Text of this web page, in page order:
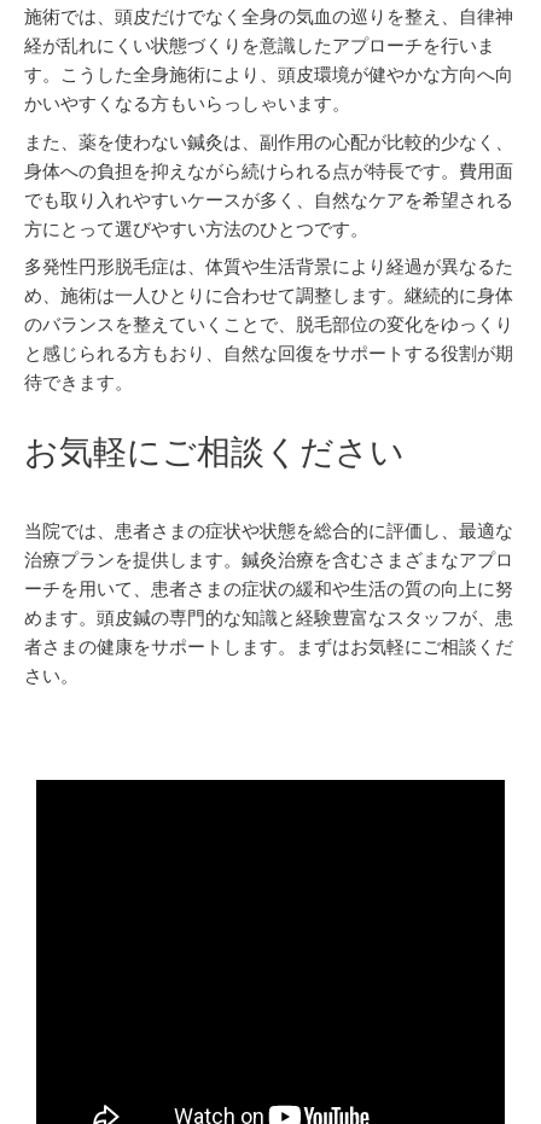
施術では、頭皮だけでなく全身の気血の巡りを整え、自律神
経が乱れにくい状態づくりを意識したアプローチを行いま
す。こうした全身施術により、頭皮環境が健やかな方向へ向
かいやすくなる方もいらっしゃいます。
また、薬を使わない鍼灸は、副作用の心配が比較的少なく、
身体への負担を抑えながら続けられる点が特長です。費用面
でも取り入れやすいケースが多く、自然なケアを希望される
方にとって選びやすい方法のひとつです。
多発性円形脱毛症は、体質や生活背景により経過が異なるた
め、施術は一人ひとりに合わせて調整します。継続的に身体
のバランスを整えていくことで、脱毛部位の変化をゆっくり
と感じられる方もおり、自然な回復をサポートする役割が期
待できます。
お気軽にご相談ください
当院では、患者さまの症状や状態を総合的に評価し、最適な
治療プランを提供します。鍼灸治療を含むさまざまなアプロ
ーチを用いて、患者さまの症状の緩和や生活の質の向上に努
めます。頭皮鍼の専門的な知識と経験豊富なスタッフが、患
者さまの健康をサポートします。まずはお気軽にご相談くだ
さい。